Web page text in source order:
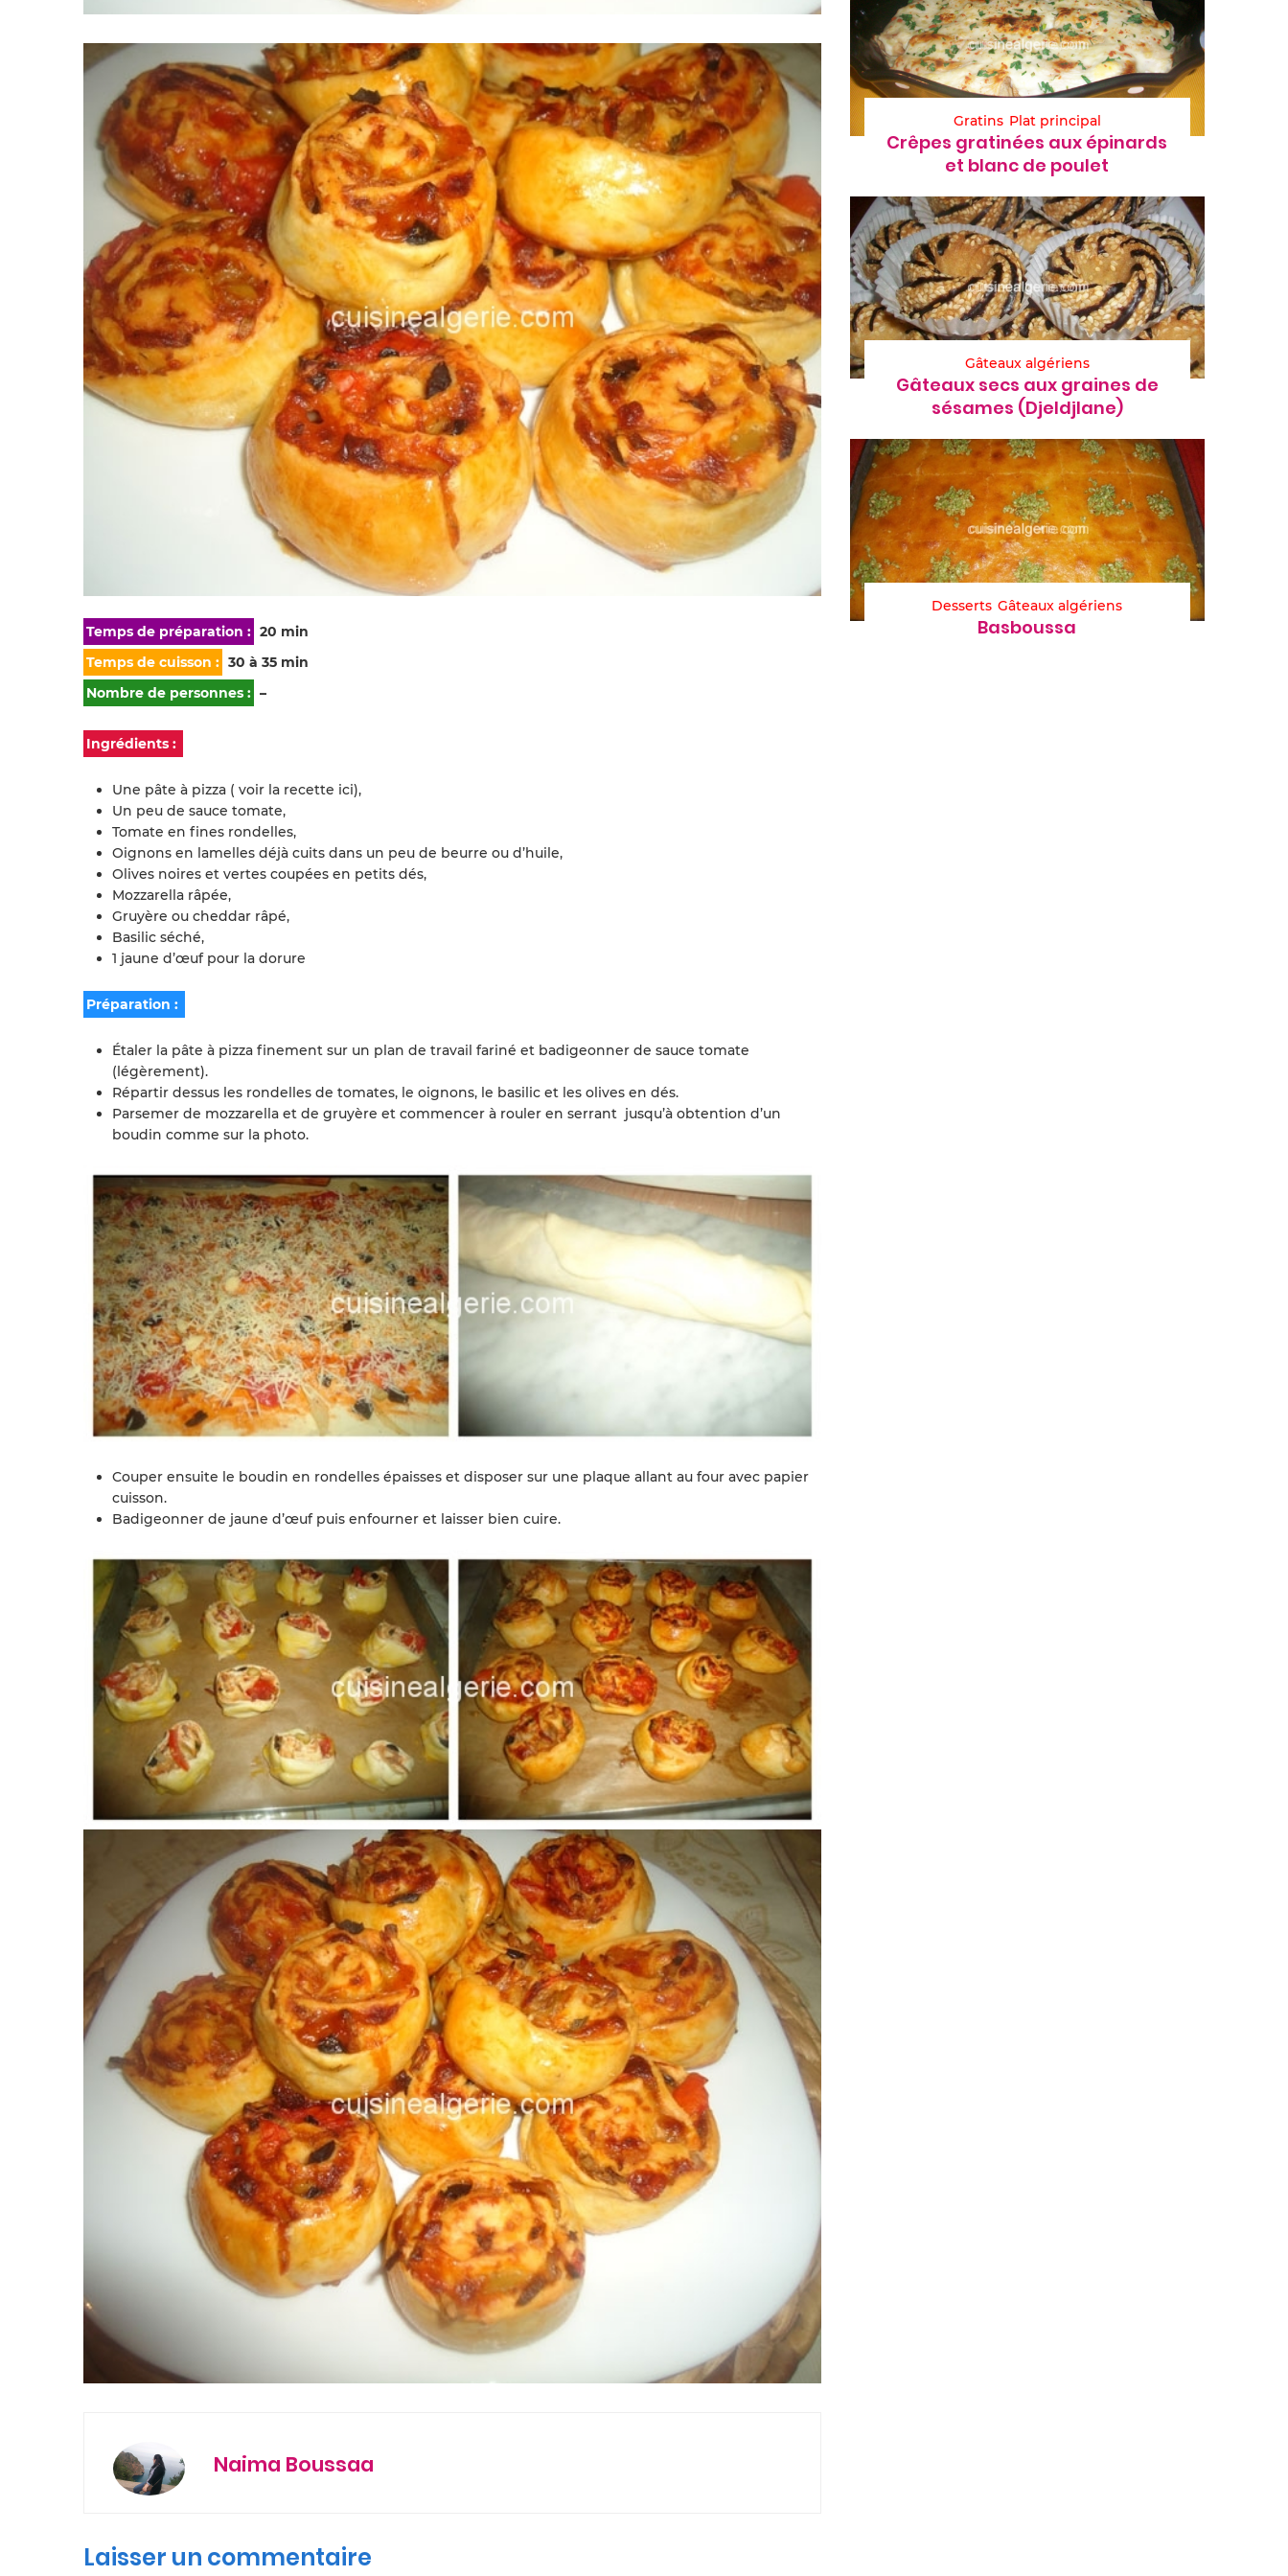
Temps de préparation : 20 min
Temps de cuisson : 30 à 35 min
Nombre de personnes : –
Ingrédients :
Une pâte à pizza ( voir la recette ici),
Un peu de sauce tomate,
Tomate en fines rondelles,
Oignons en lamelles déjà cuits dans un peu de beurre ou d’huile,
Olives noires et vertes coupées en petits dés,
Mozzarella râpée,
Gruyère ou cheddar râpé,
Basilic séché,
1 jaune d’œuf pour la dorure
Préparation :
Étaler la pâte à pizza finement sur un plan de travail fariné et badigeonner de sauce tomate
(légèrement).
Répartir dessus les rondelles de tomates, le oignons, le basilic et les olives en dés.
Parsemer de mozzarella et de gruyère et commencer à rouler en serrant jusqu’à obtention d’un
boudin comme sur la photo.
Couper ensuite le boudin en rondelles épaisses et disposer sur une plaque allant au four avec papier
cuisson.
Badigeonner de jaune d’œuf puis enfourner et laisser bien cuire.
Naima Boussaa
Laisser un commentaire
Gratins Plat principal
Crêpes gratinées aux épinards
et blanc de poulet
Gâteaux algériens
Gâteaux secs aux graines de
sésames (Djeldjlane)
Desserts Gâteaux algériens
Basboussa